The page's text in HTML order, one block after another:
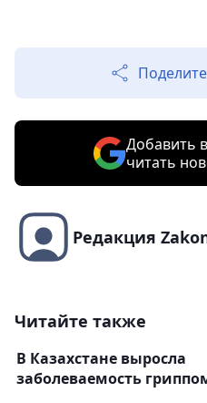
Добавить
читать
Редакция
Читайте также
В Казахстане выросла
заболеваемость